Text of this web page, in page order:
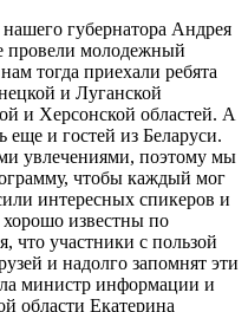
губернатора Андрея
провели молодежный
тогда приехали ребята
и Луганской
и Херсонской областей. А
и гостей из Беларуси.
увлечениями, поэтому мы
чтобы каждый мог
интересных спикеров и
хорошо известны по
что участники с пользой
и надолго запомнят эти
министр информации и
области Екатерина